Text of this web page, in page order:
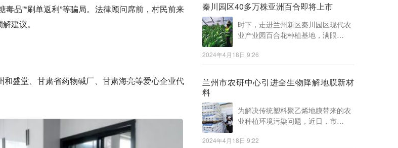
品”“刷单返利”等骗局。法律顾问席前，村民前来
建议。
盛堂、甘肃省药物碱厂、甘肃海亮等爱心企业代
秦川园区40多万株亚洲百合即将上市
时下，走进兰州新区秦川园区现代农
业产业园百合花种植基地，满眼…
2024年4月18日 9:26
兰州市农研中心引进全生物降解地膜新材
料
为解决传统塑料聚乙烯地膜带来的农
业种植环境污染问题，近日，市…
2024年4月18日 9:22